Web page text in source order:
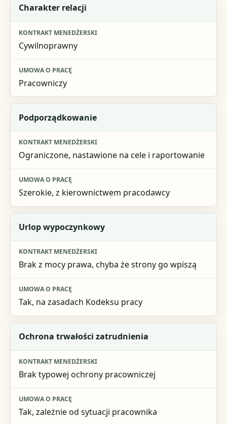
Kryterium
Kontrakt menedżerski
Umowa o pracę
Charakter relacji
Cywilnoprawny
Pracowniczy
Podporządkowanie
Ograniczone, nastawione na cele i raportowanie
Szerokie, z kierownictwem pracodawcy
Urlop wypoczynkowy
Brak z mocy prawa, chyba że strony go wpiszą
Tak, na zasadach Kodeksu pracy
Ochrona trwałości zatrudnienia
Brak typowej ochrony pracowniczej
Tak, zależnie od sytuacji pracownika